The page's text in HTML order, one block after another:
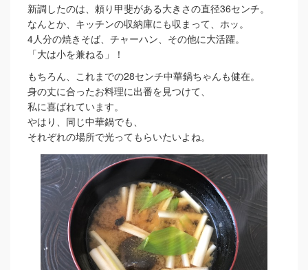
新調したのは、頼り甲斐がある大きさの直径36センチ。
なんとか、キッチンの収納庫にも収まって、ホッ。
4人分の焼きそば、チャーハン、その他に大活躍。
「大は小を兼ねる」！
もちろん、これまでの28センチ中華鍋ちゃんも健在。
身の丈に合ったお料理に出番を見つけて、
私に喜ばれています。
やはり、同じ中華鍋でも、
それぞれの場所で光ってもらいたいよね。